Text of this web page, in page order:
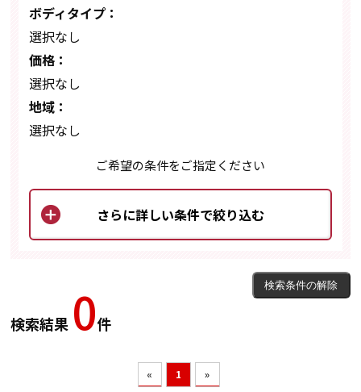
ボディタイプ：
選択なし
価格：
選択なし
地域：
選択なし
ご希望の条件をご指定ください
検索結果 0件
« 1 »